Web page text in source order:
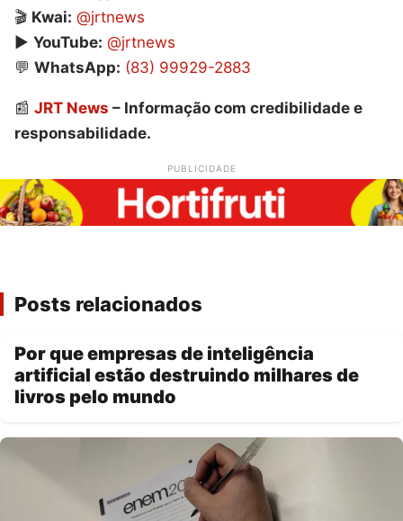
🎬 Kwai: @jrtnews
▶️ YouTube: @jrtnews
💬 WhatsApp: (83) 99929-2883
📰 JRT News – Informação com credibilidade e
responsabilidade.
PUBLICIDADE
Posts relacionados
Por que empresas de inteligência
artificial estão destruindo milhares de
livros pelo mundo